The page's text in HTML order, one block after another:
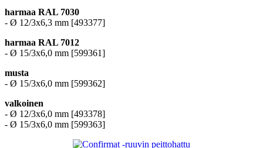
harmaa RAL 7030
- Ø 12/3x6,3 mm [493377]
harmaa RAL 7012
- Ø 15/3x6,0 mm [599361]
musta
- Ø 15/3x6,0 mm [599362]
valkoinen
- Ø 12/3x6,0 mm [493378]
- Ø 15/3x6,0 mm [599363]